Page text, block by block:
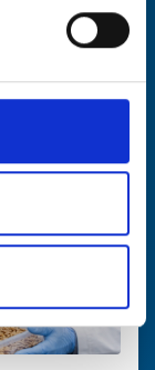
DISCOVER MORE →